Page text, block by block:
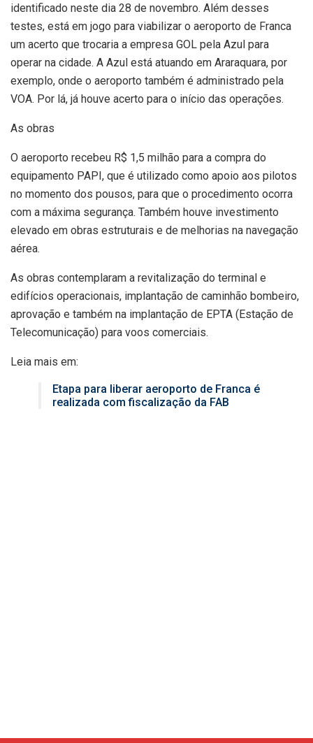
identificado neste dia 28 de novembro. Além desses
testes, está em jogo para viabilizar o aeroporto de Franca
um acerto que trocaria a empresa GOL pela Azul para
operar na cidade. A Azul está atuando em Araraquara, por
exemplo, onde o aeroporto também é administrado pela
VOA. Por lá, já houve acerto para o início das operações.
As obras
O aeroporto recebeu R$ 1,5 milhão para a compra do
equipamento PAPI, que é utilizado como apoio aos pilotos
no momento dos pousos, para que o procedimento ocorra
com a máxima segurança. Também houve investimento
elevado em obras estruturais e de melhorias na navegação
aérea.
As obras contemplaram a revitalização do terminal e
edifícios operacionais, implantação de caminhão bombeiro,
aprovação e também na implantação de EPTA (Estação de
Telecomunicação) para voos comerciais.
Leia mais em:
Etapa para liberar aeroporto de Franca é
realizada com fiscalização da FAB